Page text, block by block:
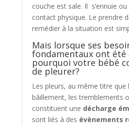
couche est sale. Il s’ennuie ou
contact physique. Le prendre
remédier à la situation est
Mais lorsque ses
fondamentaux ont été
pourquoi votre bébé
de pleurer?
Les pleurs, au même titre que
bâillement, les tremblements
constituent une décharge
sont liés à des évènements